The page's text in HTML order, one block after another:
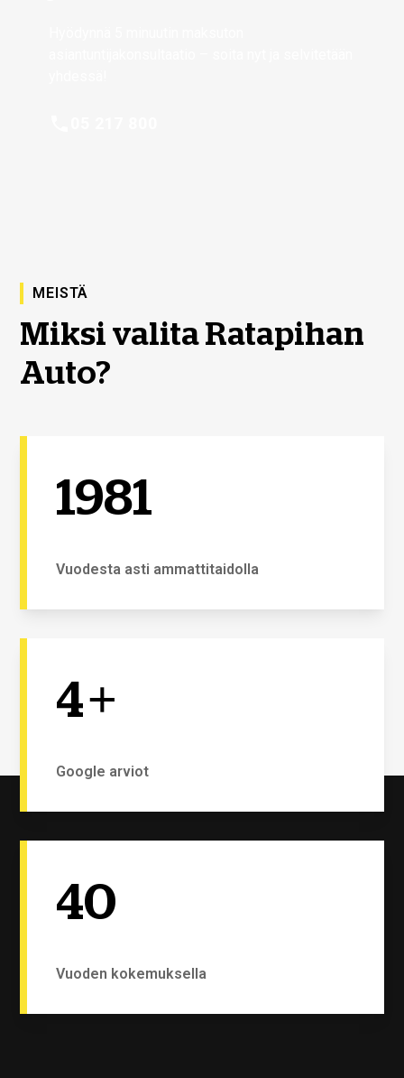
MEISTÄ
Miksi valita Ratapihan
Auto?
1981
Vuodesta asti ammattitaidolla
4+
Google arviot
40
Vuoden kokemuksella